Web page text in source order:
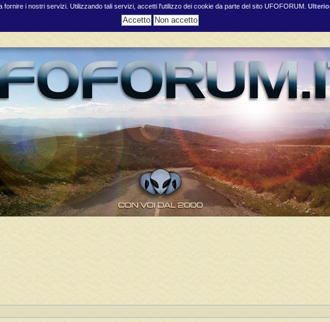
fornire i nostri servizi. Utilizzando tali servizi, accetti l'utilizzo dei cookie da parte del sito UFOFORUM.